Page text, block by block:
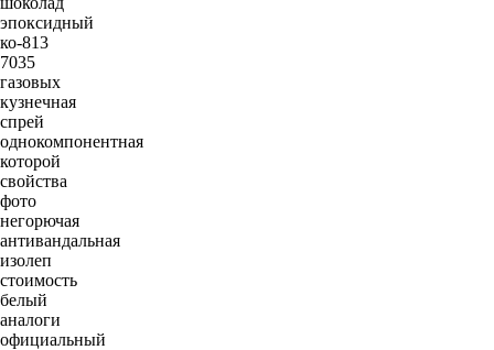
эпоксидный
ко-813
7035
газовых
кузнечная
спрей
однокомпонентная
которой
свойства
фото
негорючая
антивандальная
изолеп
стоимость
белый
аналоги
официальный